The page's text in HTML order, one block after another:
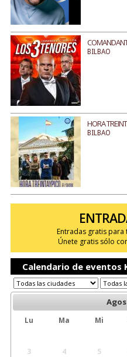
BILBAO
HORA
BILBAO
Entradas gratis
Únete gratis sólo
Calendario de eventos
Lu Ma Mi
3
4 5